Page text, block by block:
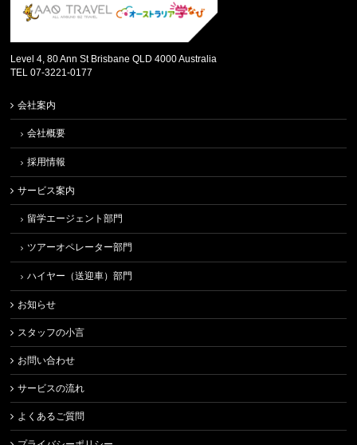
Level 4, 80 Ann St Brisbane QLD 4000 Australia
TEL 07-3221-0177
会社案内
会社概要
採用情報
サービス案内
留学エージェント部門
ツアーオペレーター部門
ハイヤー（送迎車）部門
お知らせ
スタッフの小言
お問い合わせ
サービスの流れ
よくあるご質問